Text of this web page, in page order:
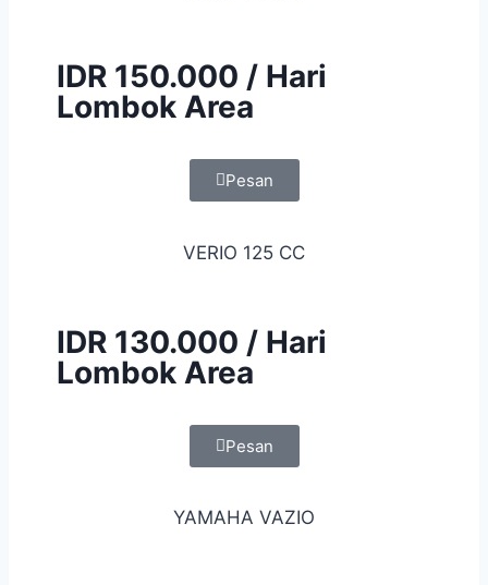
IDR 150.000 / Hari
Lombok Area
Pesan
VERIO 125 CC
IDR 130.000 / Hari
Lombok Area
Pesan
YAMAHA VAZIO